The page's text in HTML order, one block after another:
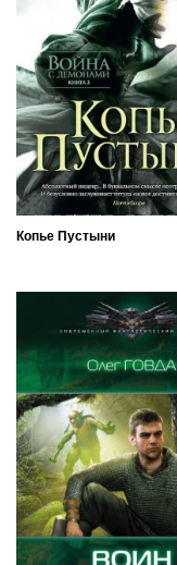
Копье Пустыни